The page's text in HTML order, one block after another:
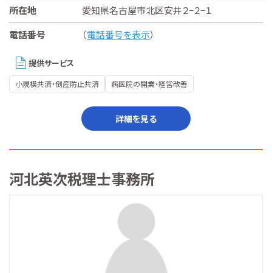
所在地
愛知県名古屋市北区安井２−２−１
電話番号
（電話番号を表示）
提供サービス
小規模共済・倒産防止共済 病医院の開業・経営改善
詳細を見る
河北英次税理士事務所